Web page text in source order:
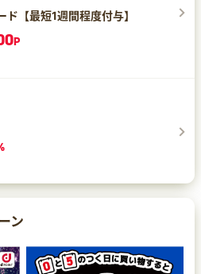
ド【最短1週間程度付与】
P
ン